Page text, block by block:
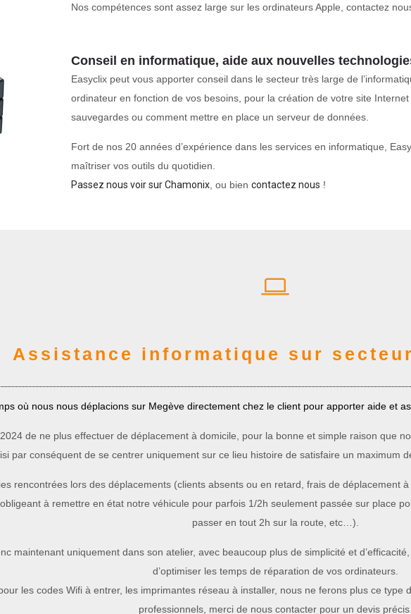
Nos compétences sont assez large sur les ordinateurs Apple, contactez
Conseil en informatique, aide aux nouvelles
Easyclix peut vous apporter conseil dans le secteur très large de
ordinateur en fonction de vos besoins, pour la création de votre site
sauvegardes ou comment mettre en place un serveur de données.
Fort de nos 20 années d’expérience dans les services en informatique,
maîtriser vos outils du quotidien.
Passez nous voir sur Chamonix , ou bien contactez nous !
Assistance informatique sur
où nous nous déplacions sur Megève directement chez le client pour apporter aide et
de ne plus effectuer de déplacement à domicile, pour la bonne et simple raison que
par conséquent de se centrer uniquement sur ce lieu histoire de satisfaire un maximum
rencontrées lors des déplacements (clients absents ou en retard, frais de déplacement
à remettre en état notre véhicule pour parfois 1/2h seulement passée sur place
passer en tout 2h sur la route, etc…).
maintenant uniquement dans son atelier, avec beaucoup plus de simplicité et
d’optimiser les temps de réparation de vos ordinateurs.
les codes Wifi à entrer, les imprimantes réseau à installer, nous ne ferons plus ce
professionnels, merci de nous contacter pour un devis précis.